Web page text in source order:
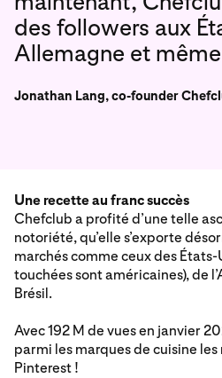
des followers aux
Allemagne et même
Jonathan Lang, co-founder
Une recette au franc succès
Chefclub a profité d’une telle
notoriété, qu’elle s’exporte
marchés comme ceux des
touchées sont américaines), de
Brésil.
Avec 192 M de vues en janvier
parmi les marques de cuisine
Pinterest !